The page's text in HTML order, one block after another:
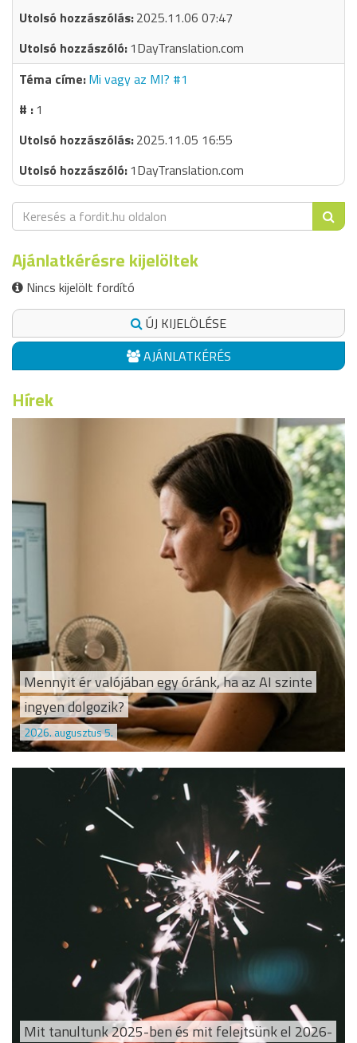
2025.11.06 07:47
1DayTranslation.com
Mi vagy az MI? #1
1
2025.11.05 16:55
1DayTranslation.com
Ajánlatkérésre kijelöltek
Nincs kijelölt fordító
ÚJ KIJELÖLÉSE
AJÁNLATKÉRÉS
Hírek
Mennyit ér valójában egy óránk, ha az AI szinte
ingyen dolgozik?
2026. augusztus 5.
Mit tanultunk 2025-ben és mit felejtsünk el 2026-